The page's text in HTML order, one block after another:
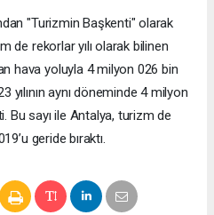
"Turizmin Başkenti" olarak
de rekorlar yılı olarak bilinen
hava yoluyla 4 milyon 026 bin
yılının aynı döneminde 4 milyon
Bu sayı ile Antalya, turizm de
geride bıraktı.